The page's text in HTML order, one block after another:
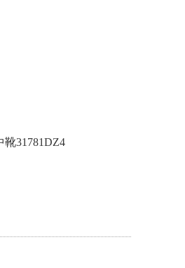
靴31781DZ4